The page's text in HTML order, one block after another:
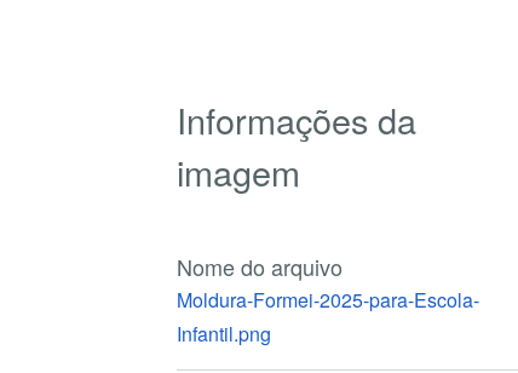
Informações da
imagem
Nome do arquivo
Moldura-Formei-2025-para-Escola-
Infantil.png